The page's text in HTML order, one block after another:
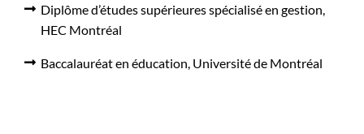
Diplôme d’études supérieures spécialisé en gestion,
HEC Montréal
Baccalauréat en éducation, Université de Montréal